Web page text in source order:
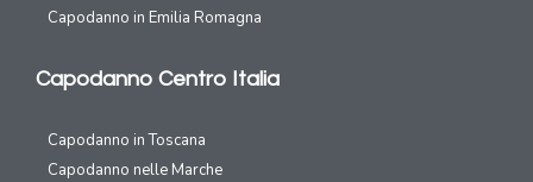
Capodanno in Emilia Romagna
Capodanno Centro Italia
Capodanno in Toscana
Capodanno nelle Marche